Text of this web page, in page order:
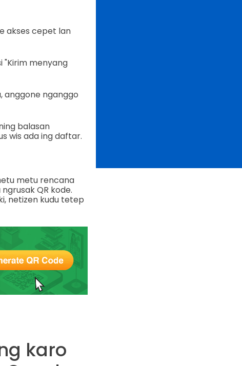
akses cepet lan
"Kirim menyang
anggone nganggo
balasan
wis ada ing daftar.
metu rencana
QR kode.
netizen kudu tetep
karo